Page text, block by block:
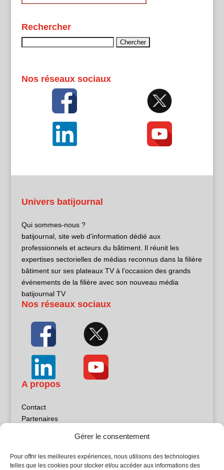
Gérer le consentement
Pour offrir les meilleures expériences, nous utilisons des technologies
telles que les cookies pour stocker et/ou accéder aux informations des
Rechercher
Nos réseaux sociaux
Univers batijournal
Qui sommes-nous ?
batijournal, site web d’information dédié aux
professionnels et acteurs du bâtiment. Il réunit les
expertises sectorielles de médias reconnus dans la filière
bâtiment sur ses plateaux TV à l’occasion des grands
événements de la filière avec son nouveau média
batijournal TV
Nos réseaux sociaux
A propos
Contact
Partenaires
Politique de confidentialité
Sites partenaires